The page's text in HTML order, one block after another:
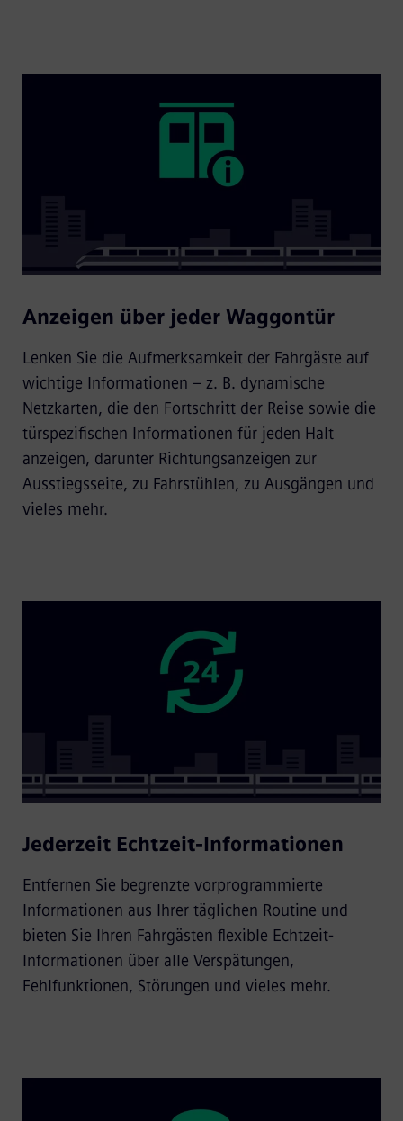
Anzeigen über jeder Waggontür
Lenken Sie die Aufmerksamkeit der Fahrgäste auf
wichtige Informationen – z. B. dynamische
Netzkarten, die den Fortschritt der Reise sowie die
türspezifischen Informationen für jeden Halt
anzeigen, darunter Richtungsanzeigen zur
Ausstiegsseite, zu Fahrstühlen, zu Ausgängen und
vieles mehr.
Jederzeit Echtzeit-Informationen
Entfernen Sie begrenzte vorprogrammierte
Informationen aus Ihrer täglichen Routine und
bieten Sie Ihren Fahrgästen flexible Echtzeit-
Informationen über alle Verspätungen,
Fehlfunktionen, Störungen und vieles mehr.